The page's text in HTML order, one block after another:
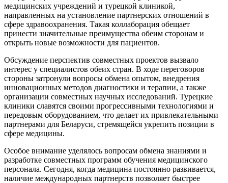
медицинских учреждений и турецкой клиникой,
направленных на установление партнерских отношений в
сфере здравоохранения. Такая коллаборация обещает
принести значительные преимущества обеим сторонам и
открыть новые возможности для пациентов.
Обсуждение перспектив совместных проектов вызвало
интерес у специалистов обеих стран. В ходе переговоров
стороны затронули вопросы обмена опытом, внедрения
инновационных методов диагностики и терапии, а также
организации совместных научных исследований. Турецкие
клиники славятся своими прогрессивными технологиями и
передовым оборудованием, что делает их привлекательными
партнерами для Беларуси, стремящейся укрепить позиции в
сфере медицины.
Особое внимание уделялось вопросам обмена знаниями и
разработке совместных программ обучения медицинского
персонала. Сегодня, когда медицина постоянно развивается,
наличие международных партнерств позволяет быстрее